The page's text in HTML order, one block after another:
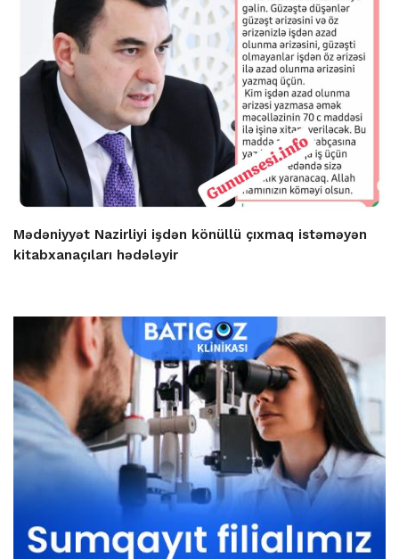
Mədəniyyət Nazirliyi işdən könüllü çıxmaq istəməyən
kitabxanaçıları hədələyir